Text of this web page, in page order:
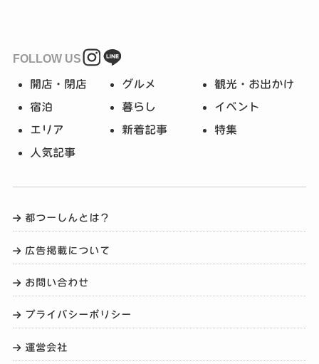
FOLLOW US
開店・閉店 グルメ 観光・お出かけ
宿泊 暮らし イベント
エリア 新着記事 特集
人気記事
都つーしんとは？
広告掲載について
お問い合わせ
プライバシーポリシー
運営会社